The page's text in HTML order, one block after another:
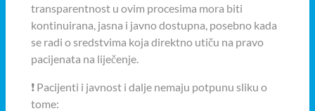
transparentnost u ovim procesima mora biti
kontinuirana, jasna i javno dostupna, posebno kada
se radi o sredstvima koja direktno utiču na pravo
pacijenata na liječenje.
❗ Pacijenti i javnost i dalje nemaju potpunu sliku o
tome: